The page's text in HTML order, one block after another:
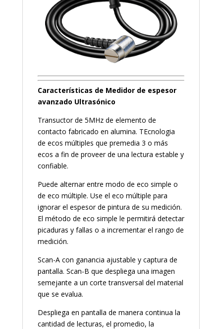
Características de Medidor de espesor
avanzado Ultrasónico
Transuctor de 5MHz de elemento de
contacto fabricado en alumina. TEcnologia
de ecos múltiples que premedia 3 o más
ecos a fin de proveer de una lectura estable y
confiable.
Puede alternar entre modo de eco simple o
de eco múltiple. Use el eco múltiple para
ignorar el espesor de pintura de su medición.
El método de eco simple le permitirá detectar
picaduras y fallas o a incrementar el rango de
medición.
Scan-A con ganancia ajustable y captura de
pantalla. Scan-B que despliega una imagen
semejante a un corte transversal del material
que se evalua.
Despliega en pantalla de manera continua la
cantidad de lecturas, el promedio, la